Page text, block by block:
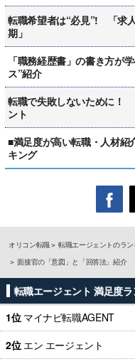
転職希望者は“必見”! 「求
期」
「職務経歴書」の書き方が
ス”紹介
転職で失敗しないために！
ント
■満足度が高い転職・人材
キング
オリコン転職 転職エージェントのラ
面接官の「意図」と「回答法」紹介
転職エージェント 満足度
1位 マイナビ転職AGENT
2位 エン エージェント